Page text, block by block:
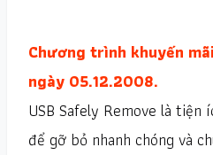
Chương trình khuyến
ngày 05.12.2008.
USB Safely Remove là tiện
để gỡ bỏ nhanh chóng và